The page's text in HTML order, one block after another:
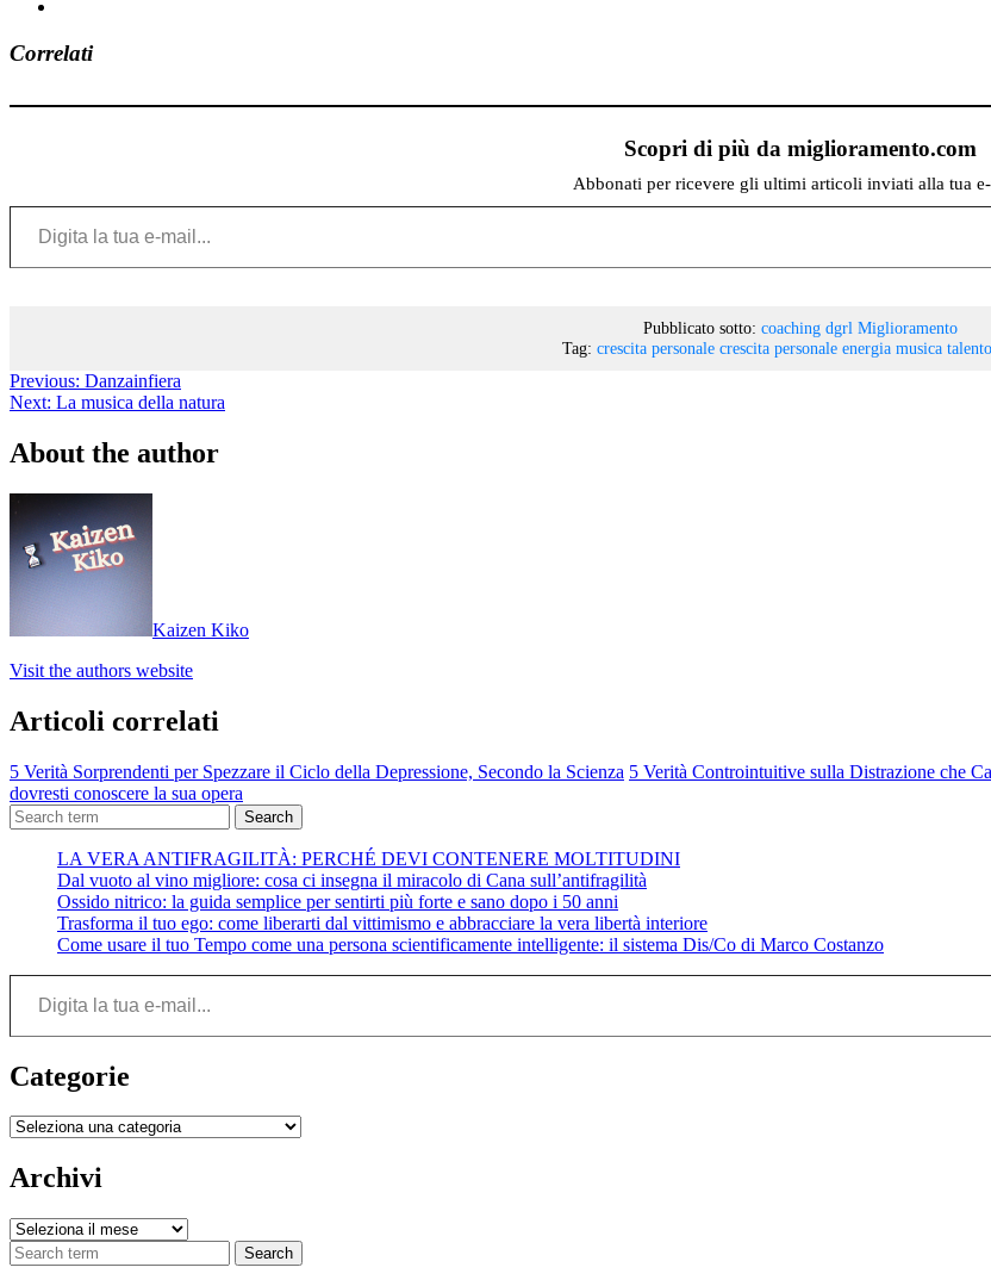
Correlati
Scopri di più da miglioramento.com
Abbonati per ricevere gli ultimi articoli inviati alla tua
Digita la tua e-mail...
Pubblicato sotto: coaching dgrl Miglioramento
Tag: crescita personale crescita personale energia musica talento
Previous: Danzainfiera
Next: La musica della natura
About the author
Kaizen Kiko
Visit the authors website
Articoli correlati
5 Verità Sorprendenti per Spezzare il Ciclo della Depressione, Secondo la Scienza 5 Verità Controintuitive sulla Distrazione che
dovresti conoscere la sua opera
Search
LA VERA ANTIFRAGILITÀ: PERCHÉ DEVI CONTENERE MOLTITUDINI
Dal vuoto al vino migliore: cosa ci insegna il miracolo di Cana sull’antifragilità
Ossido nitrico: la guida semplice per sentirti più forte e sano dopo i 50 anni
Trasforma il tuo ego: come liberarti dal vittimismo e abbracciare la vera libertà interiore
Come usare il tuo Tempo come una persona scientificamente intelligente: il sistema Dis/Co di Marco Costanzo
Digita la tua e-mail...
Categorie
Categorie
Archivi
Archivi
Search